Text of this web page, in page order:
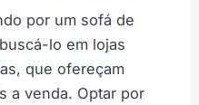
por um sofá de
lo em lojas
que ofereçam
a venda. Optar por